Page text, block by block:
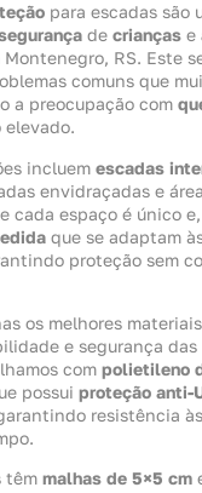
para escadas são
de crianças e
Montenegro, RS. Este
comuns que
a preocupação com
elevado.
incluem escadas
envidraçadas e
cada espaço é único
que se adaptam
proteção sem
os melhores
e segurança das
com polietileno
possui proteção anti-
resistência
têm malhas de 5×5 cm